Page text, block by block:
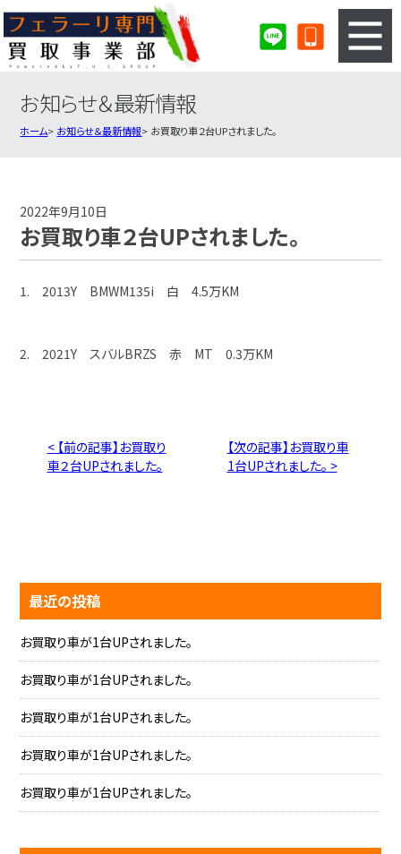
3ステップのカンタン査定
フェラーリ買取実績
お知らせ＆最新情報
ホーム お知らせ＆最新情報 お買取り車２台UPされました。
2022年9月10日
お買取り車２台UPされました。
1. 2013Y BMWM135i 白 4.5万KM
2. 2021Y スバルBRZS 赤 MT 0.3万KM
< 【前の記事】お買取り
車２台UPされました。
【次の記事】お買取り車
1台UPされました。 >
最近の投稿
お買取り車が1台UPされました。
お買取り車が1台UPされました。
お買取り車が1台UPされました。
お買取り車が1台UPされました。
お買取り車が1台UPされました。